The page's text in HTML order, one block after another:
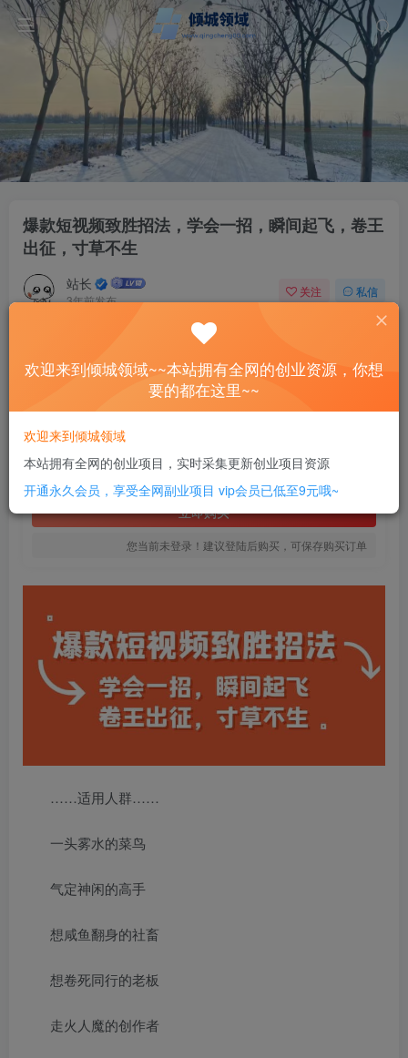
爆款短视频致胜招法，学会一招，瞬间起飞，卷王
出征，寸草不生
站长
3年前发布
关注 私信
爆款短视频致胜招法，学会一招，瞬间起飞，卷王出征，寸草不生
此内容为付费资源，请付费后查看
SVIP全站会员 免费
立即购买
您当前未登录！建议登陆后购买，可保存购买订单
……适用人群……
一头雾水的菜鸟
气定神闲的高手
想咸鱼翻身的社畜
想卷死同行的老板
走火人魔的创作者
欢迎来到倾城领域~~本站拥有全网的创业资源，你想
要的都在这里~~
欢迎来到倾城领域
本站拥有全网的创业项目，实时采集更新创业项目资源
开通永久会员，享受全网副业项目 vip会员已低至9元哦~